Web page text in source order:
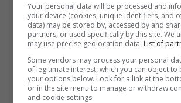
respirazione assistita
avere un basso peso
causa di una crescita
all’interno del grembo
Your personal data will be processed and
your device (cookies, unique identifiers, and
data) may be stored by, accessed by and
partners, or used specifically by this site. We
may use precise geolocation data. List of
Some vendors may process your personal
of legitimate interest, which you can object to
your options below. Look for a link at the
or in the site menu to manage or withdraw
and cookie settings.